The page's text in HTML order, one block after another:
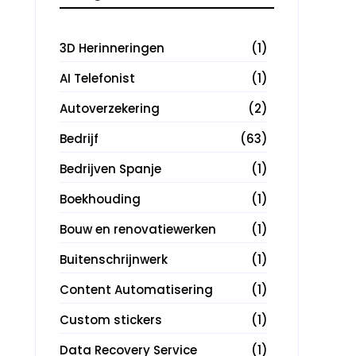
3D Herinneringen
(1)
AI Telefonist
(1)
Autoverzekering
(2)
Bedrijf
(63)
Bedrijven Spanje
(1)
Boekhouding
(1)
Bouw en renovatiewerken
(1)
Buitenschrijnwerk
(1)
Content Automatisering
(1)
Custom stickers
(1)
Data Recovery Service
(1)